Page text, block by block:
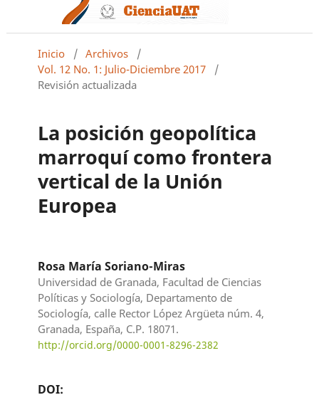
Inicio / Archivos
/
Vol. 12 No. 1: Julio-Diciembre 2017
/
Revisión actualizada
La posición geopolítica
marroquí como frontera
vertical de la Unión
Europea
Rosa María Soriano-Miras
Universidad de Granada, Facultad de Ciencias
Políticas y Sociología, Departamento de
Sociología, calle Rector López Argüeta núm. 4,
Granada, España, C.P. 18071.
http://orcid.org/0000-0001-8296-2382
DOI: